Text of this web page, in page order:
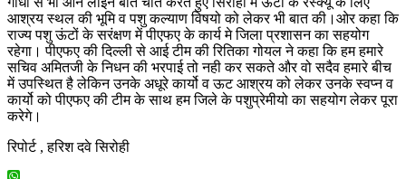
आश्रय स्थल की भूमि व पशु कल्याण विषयो को लेकर भी बात की।ओर कहा कि
राज्य पशु ऊंटों के सरंक्षण में पीएफए के कार्य मे जिला प्रशासन का सहयोग
रहेगा। पीएफए की दिल्ली से आई टीम की रितिका गोयल ने कहा कि हम हमारे
सचिव अमितजी के निधन की भरपाई तो नही कर सकते और वो सदैव हमारे बीच
में उपस्थित है लेकिन उनके अधूरे कार्यो व ऊट आश्रय को लेकर उनके स्वप्न व
कार्यो को पीएफए की टीम के साथ हम जिले के पशुप्रेमीयो का सहयोग लेकर पूरा
करेगे।
रिपोर्ट , हरिश दवे सिरोही